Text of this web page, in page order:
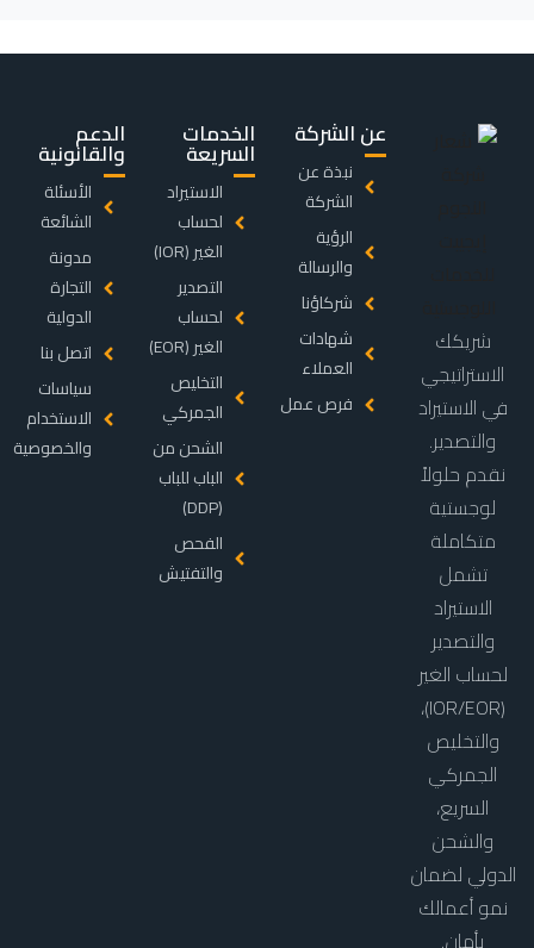
شريكك
الاستراتيجي
في الاستيراد
والتصدير.
نقدم حلولاً
لوجستية
متكاملة
تشمل
الاستيراد
والتصدير
لحساب الغير
(IOR/EOR)،
والتخليص
الجمركي
السريع،
والشحن
الدولي لضمان
نمو أعمالك
عن الشركة
نبذة عن
الشركة
الرؤية
والرسالة
شركاؤنا
شهادات
العملاء
فرص عمل
الخدمات
السريعة
الاستيراد
لحساب
الغير (IOR)
التصدير
لحساب
الغير (EOR)
التخليص
الجمركي
الشحن من
الباب للباب
(DDP)
الفحص
والتفتيش
الدعم
والقانونية
الأسئلة
الشائعة
مدونة
التجارة
الدولية
اتصل بنا
سياسات
الاستخدام
والخصوصية